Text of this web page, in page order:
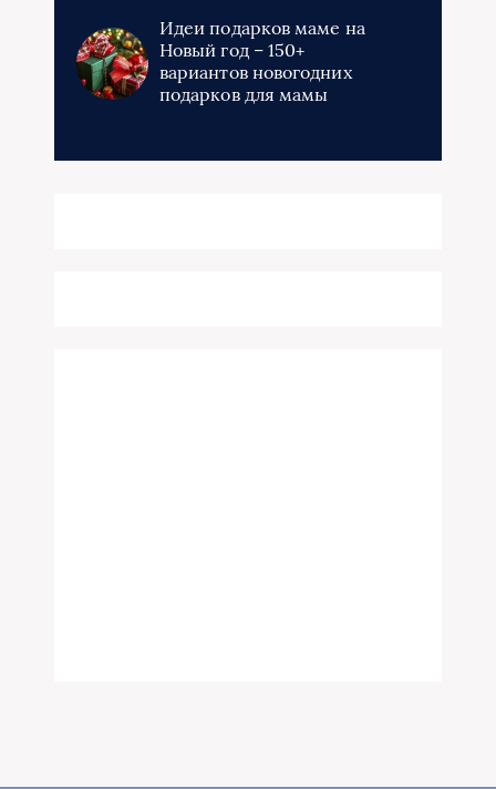
Идеи подарков маме на
Новый год – 150+
вариантов новогодних
подарков для мамы